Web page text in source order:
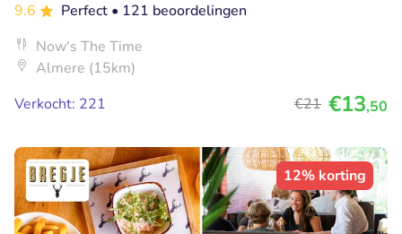
9.6
Perfect • 121 beoordelingen
Now's The Time
Almere (15km)
Verkocht: 221
€21 €13,50
12% korting